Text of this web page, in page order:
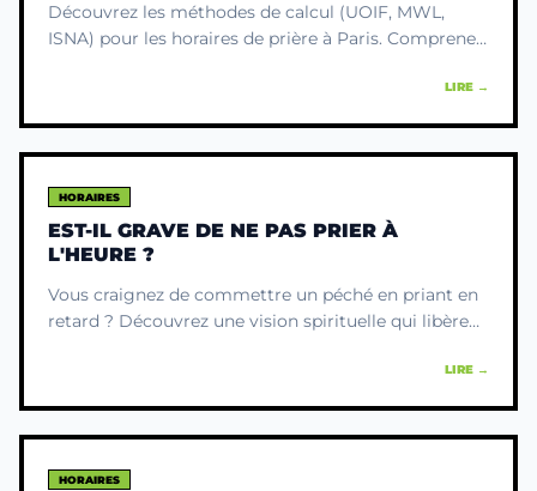
Découvrez les méthodes de calcul (UOIF, MWL,
ISNA) pour les horaires de prière à Paris. Comprenez
LIRE →
HORAIRES
EST-IL GRAVE DE NE PAS PRIER À
L'HEURE ?
Vous craignez de commettre un péché en priant en
retard ? Découvrez une vision spirituelle qui libère
LIRE →
HORAIRES